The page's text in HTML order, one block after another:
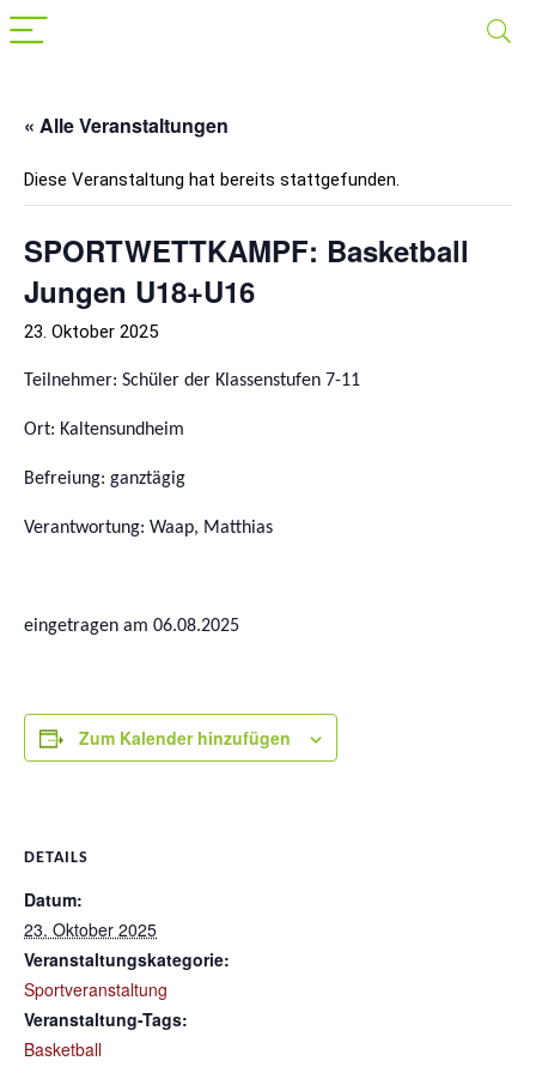
« Alle Veranstaltungen
Diese Veranstaltung hat bereits stattgefunden.
SPORTWETTKAMPF: Basketball
Jungen U18+U16
23. Oktober 2025
Teilnehmer: Schüler der Klassenstufen 7-11
Ort: Kaltensundheim
Befreiung: ganztägig
Verantwortung: Waap, Matthias
eingetragen am 06.08.2025
Zum Kalender hinzufügen
DETAILS
Datum:
23. Oktober 2025
Veranstaltungskategorie:
Sportveranstaltung
Veranstaltung-Tags:
Basketball